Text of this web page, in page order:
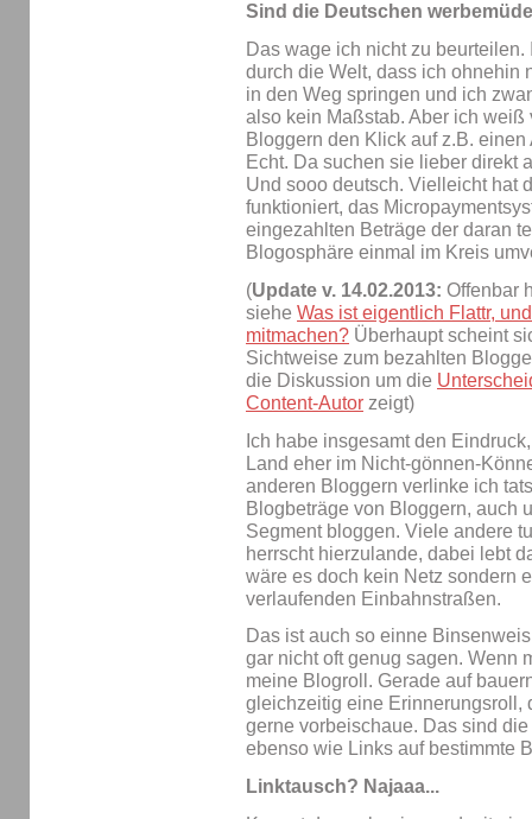
Sind die Deutschen
Das wage ich nicht zu
durch die Welt, dass ich ohnehin
in den Weg springen und ich
also kein Maßstab. Aber ich
Bloggern den Klick auf z.B.
Echt. Da suchen sie lieber direkt
Und sooo deutsch. Vielleicht hat
funktioniert, das
eingezahlten Beträge der daran
Blogosphäre einmal im Kreis
(Update v. 14.02.2013: Offenbar
siehe Was ist eigentlich Flattr,
mitmachen? Überhaupt scheint
Sichtweise zum bezahlten
die Diskussion um die
Content-Autor zeigt)
Ich habe insgesamt den
Land eher im Nicht-gönnen-
anderen Bloggern verlinke ich
Blogbeträge von Bloggern, auch
Segment bloggen. Viele andere
herrscht hierzulande, dabei lebt
wäre es doch kein Netz sondern
verlaufenden Einbahnstraßen.
Das ist auch so einne
gar nicht oft genug sagen. Wenn
meine Blogroll. Gerade auf
gleichzeitig eine Erinnerungsroll,
gerne vorbeischaue. Das sind
ebenso wie Links auf bestimmte
Linktausch? Najaaa...